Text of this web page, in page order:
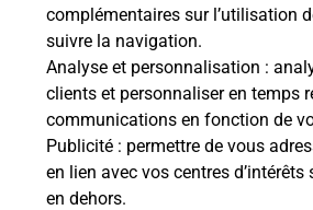
complémentaires sur l’utilisation
suivre la navigation.
Analyse et personnalisation :
clients et personnaliser en temps
communications en fonction de
Publicité : permettre de vous
en lien avec vos centres d’intérêts
en dehors.
Envoyer un colis